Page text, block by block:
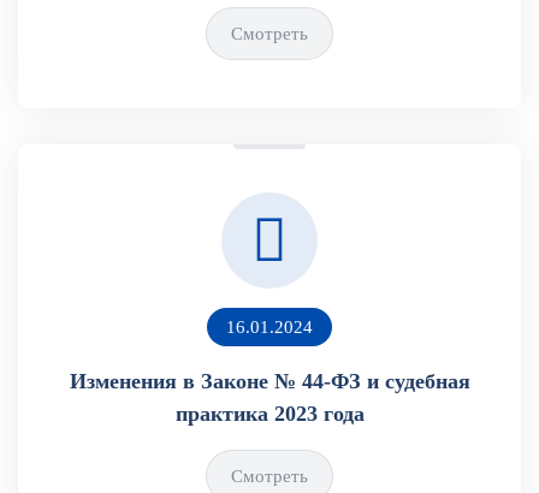
Смотреть
16.01.2024
Изменения в Законе № 44-ФЗ и судебная
практика 2023 года
Смотреть